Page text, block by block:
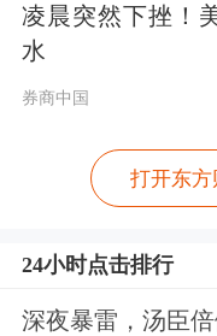
年A股的高速
缘化的步伐。
超过1800家。
票，业绩并不
边缘化，这些
凌晨突然下挫！
水
券商中国
打开东方
24小时点击排行
深夜暴雷，汤臣